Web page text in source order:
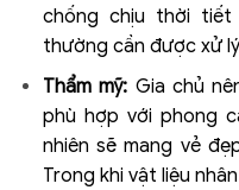
chống chịu thời
thường cần được xử
Thẩm mỹ: Gia chủ
phù hợp với phong
nhiên sẽ mang vẻ
Trong khi vật liệu